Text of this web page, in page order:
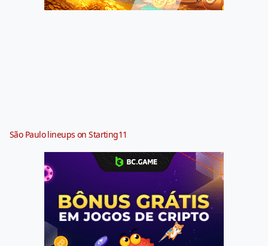
São Paulo lineups on Starting11